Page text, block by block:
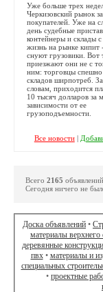
Уже больше трех
Черкизовский рынок
покупателей. Уже на
день судебные
контейнеры и склады
жизнь на рынке кипит
снуют грузовики. Вот
приезжают они не с
ним: торговцы спешно
складов ширпотреб.
словам, приходится
10 тысяч долларов за
зависимости от ее
грузоподъемности.
Все новости|
Всего 2165 объявлений
Сегодня ничего не
Доска объявлений •
материалы верхнего
деревянные
пвх• материалы и
специальных
• проектные